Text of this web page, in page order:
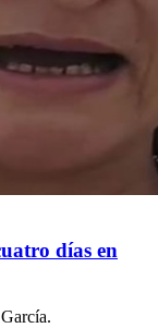
días en